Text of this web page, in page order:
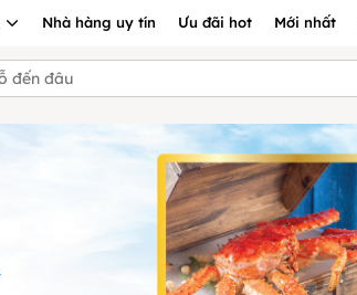
Nhà hàng uy tín Ưu đãi hot Mới nhất